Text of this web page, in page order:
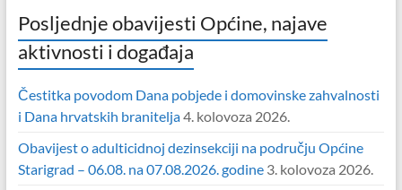
Posljednje obavijesti Općine, najave
aktivnosti i događaja
Čestitka povodom Dana pobjede i domovinske zahvalnosti
i Dana hrvatskih branitelja4. kolovoza 2026.
Obavijest o adulticidnoj dezinsekciji na području Općine
Starigrad – 06.08. na 07.08.2026. godine 3. kolovoza 2026.